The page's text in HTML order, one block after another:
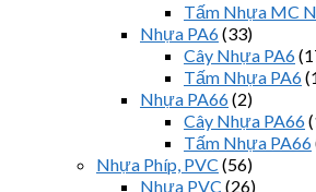
Tấm Nhựa MC
Nhựa PA6(33)
Cây Nhựa PA6
Tấm Nhựa PA6
Nhựa PA66(2)
Cây Nhựa PA66
Tấm Nhựa PA66
Nhựa Phíp, PVC (56)
Nhựa PVC (26)